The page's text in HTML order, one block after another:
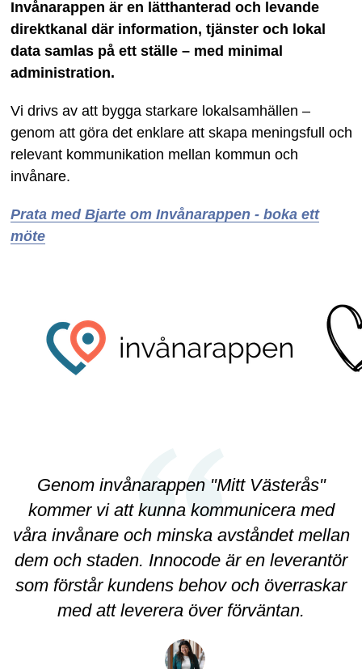
Invånarappen är en lätthanterad och levande
direktkanal där information, tjänster och lokal
data samlas på ett ställe – med minimal
administration.
Vi drivs av att bygga starkare lokalsamhällen –
genom att göra det enklare att skapa meningsfull och
relevant kommunikation mellan kommun och
invånare.
Prata med Bjarte om Invånarappen - boka ett
möte
Genom invånarappen "Mitt Västerås"
kommer vi att kunna kommunicera med
våra invånare och minska avståndet mellan
dem och staden. Innocode är en leverantör
som förstår kundens behov och överraskar
med att leverera över förväntan.